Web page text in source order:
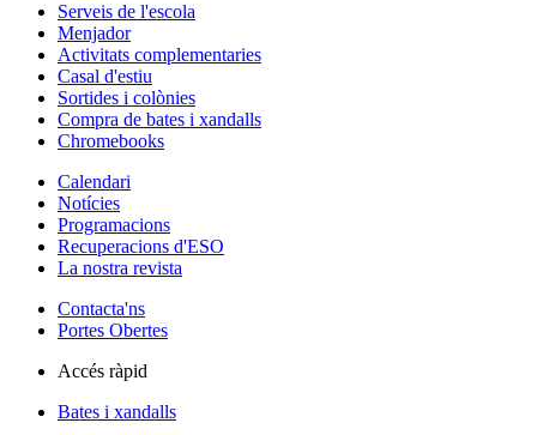
Serveis de l'escola
Menjador
Activitats complementaries
Casal d'estiu
Sortides i colònies
Compra de bates i xandalls
Chromebooks
Calendari
Notícies
Programacions
Recuperacions d'ESO
La nostra revista
Contacta'ns
Portes Obertes
Accés ràpid
Bates i xandalls